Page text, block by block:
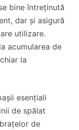
bine întreținută
dar și asigură
utilizare.
acumularea de
la
esențiali
de spălat
de